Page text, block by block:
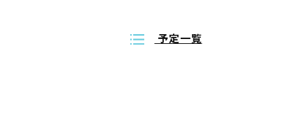
予定一覧